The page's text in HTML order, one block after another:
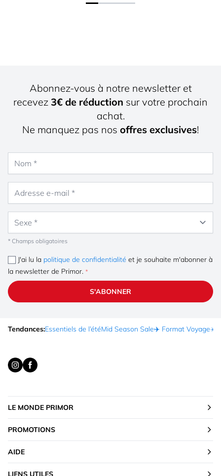
Abonnez-vous à notre newsletter et
recevez 3€ de réduction sur votre prochain
achat.
Ne manquez pas nos offres exclusives!
* Champs obligatoires
J'ai lu la politique de confidentialité et je souhaite m'abonner à
la newsletter de Primor.
S'ABONNER
Tendances:Essentiels de l’étéMid Season Sale✈️ Format Voyage☀️
LE MONDE PRIMOR
PROMOTIONS
AIDE
LIENS UTILES